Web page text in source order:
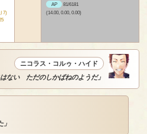
7)
AP
81/6181
(14.00, 0.00, 0.00)
ニコラス・コルゥ・ハイド
はない ただのしかばねのようだ」
」